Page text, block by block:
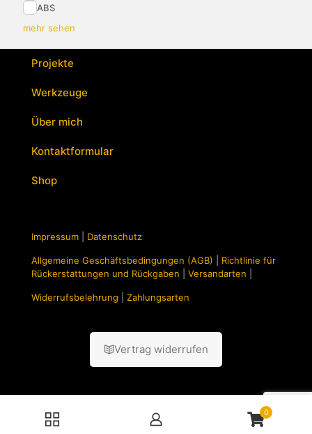
ABS
mehr sehen
Projekte
Werkzeuge
Über mich
Kontaktformular
Shop
Impressum Datenschutz
Allgemeine Geschäftsbedingungen (AGB)
Richtlinie für
Rückerstattungen und Rückgaben
Versandarten
Widerrufsbelehrung Zahlungsarten
Vertrag widerrufen
0